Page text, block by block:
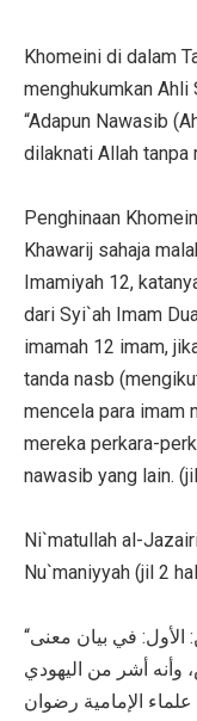
Khomeini di dalam
menghukumkan Ahli
“Adapun Nawasib
dilaknati Allah tanpa
Penghinaan
Khawarij sahaja
Imamiyah 12,
dari Syi`ah Imam
imamah 12 imam,
tanda nasb
mencela para imam
mereka perkara-
nawasib yang lain.
Ni`matullah al-
Nu`maniyyah (jil 2
“وأما الناصب وأحواله، فهو يتم ببيان أمرين: الأول: في بيان معنى
وأنه أشر من اليهودي
الإمامية رضوان